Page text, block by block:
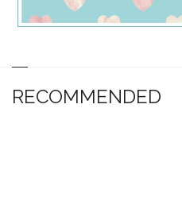
RECOMMENDED